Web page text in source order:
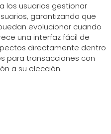
los usuarios gestionar
garantizando que
evolucionar cuando
una interfaz fácil de
directamente dentro
para transacciones con
a su elección.